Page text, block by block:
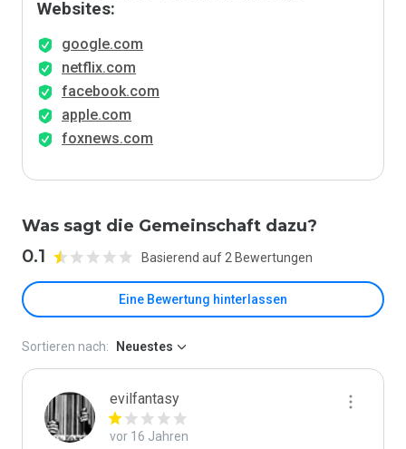
Websites:
google.com
netflix.com
facebook.com
apple.com
foxnews.com
Was sagt die Gemeinschaft dazu?
0.1 Basierend auf 2 Bewertungen
Eine Bewertung hinterlassen
Sortieren nach: Neuestes
evilfantasy
vor 16 Jahren